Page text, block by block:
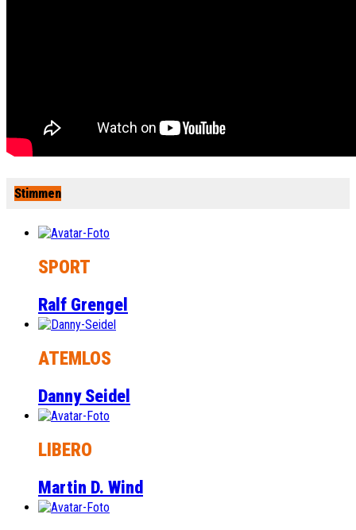
Stimmen
SPORT
Ralf Grengel
ATEMLOS
Danny Seidel
LIBERO
Martin D. Wind